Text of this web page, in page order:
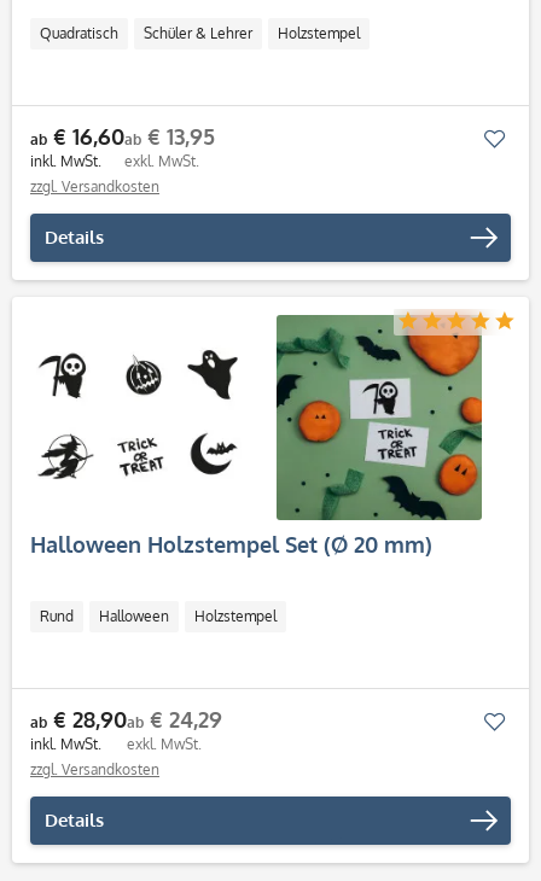
Quadratisch Schüler & Lehrer Holzstempel
ab € 16,60
inkl. MwSt.
ab € 13,95
exkl. MwSt.
zzgl. Versandkosten
Details
Halloween Holzstempel Set (Ø 20 mm)
Rund Halloween Holzstempel
ab € 28,90
inkl. MwSt.
ab € 24,29
exkl. MwSt.
zzgl. Versandkosten
Details